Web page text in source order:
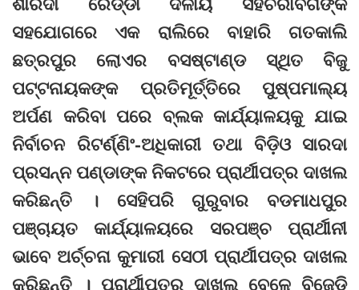
ସହଯୋଗରେ ଏକ ରାଲିରେ ବାହାରି ଗତକାଲି
ଛତ୍ରପୁର ଲୋଏର ବସଷ୍ଟାଣ୍ଡ ସ୍ଥିତ ବିଜୁ
ପଟ୍ଟନାୟକଙ୍କ ପ୍ରତିମୂର୍ତ୍ତିରେ ପୁଷ୍ପମାଲ୍ୟ
ଅର୍ପଣ କରିବା ପରେ ବ୍ଲକ କାର୍ଯ୍ୟାଳୟକୁ ଯାଇ
ନିର୍ବାଚନ ରିଟର୍ଣ୍ଣିଂ-ଅଧିକାରୀ ତଥା ବିଡ଼ିଓ ସାରଦା
ପ୍ରସନ୍ନ ପଣ୍ଡାଙ୍କ ନିକଟରେ ପ୍ରାର୍ଥୀପତ୍ର ଦାଖଲ
କରିଛନ୍ତି । ସେହିପରି ଗୁରୁବାର ବଡମାଧପୁର
ପଞ୍ଚାୟତ କାର୍ଯ୍ୟାଳୟରେ ସରପଞ୍ଚ ପ୍ରାର୍ଥୀନୀ
ଭାବେ ଅର୍ଚ୍ଚନା କୁମାରୀ ସେଠୀ ପ୍ରାର୍ଥୀପତ୍ର ଦାଖଲ
କରିଛନ୍ତି । ପ୍ରାର୍ଥୀପତ୍ର ଦାଖଲ ବେଳେ ବିଜେଡ଼ି